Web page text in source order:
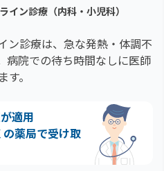
イン診療（内科・小児科）
ン診療は、急な発熱・体調不
病院での待ち時間なしに医師
。
適用
薬局で受け取